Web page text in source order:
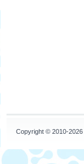
Copyright © 2010-2026